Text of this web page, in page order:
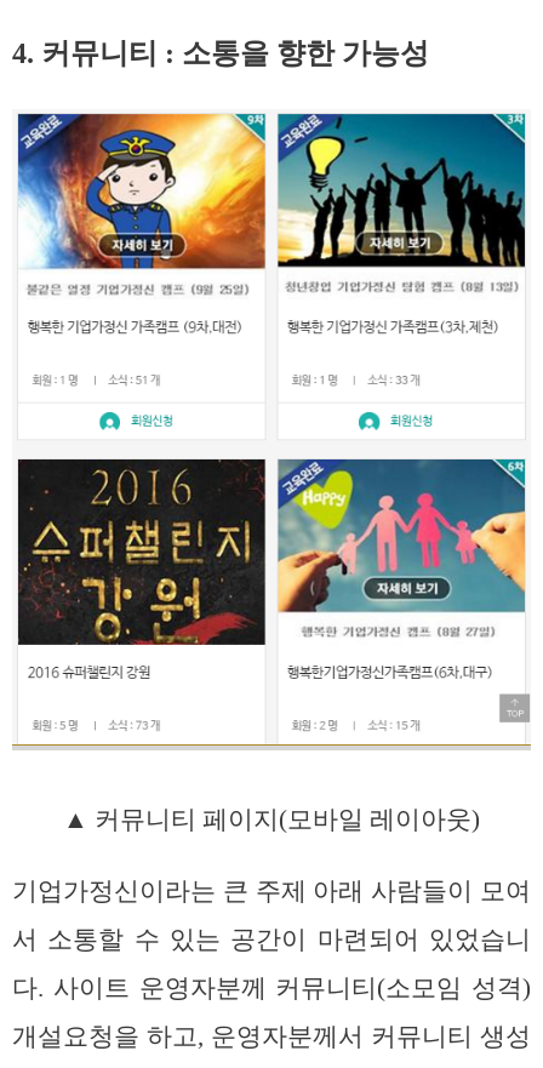
4. 커뮤니티 : 소통을 향한 가능성
▲ 커뮤니티 페이지(모바일 레이아웃)
기업가정신이라는 큰 주제 아래 사람들이 모여
서 소통할 수 있는 공간이 마련되어 있었습니
다. 사이트 운영자분께 커뮤니티(소모임 성격)
개설요청을 하고, 운영자분께서 커뮤니티 생성